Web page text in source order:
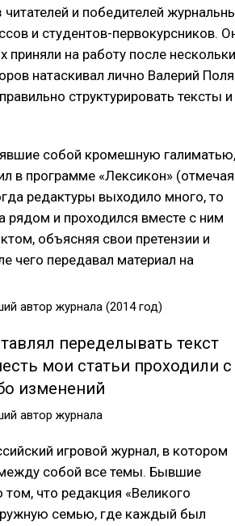
и победителей
и студентов-первокурсников.
приняли на работу после
натаскивал лично Валерий
структурировать тексты и
собой кромешную галиматью,
в программе «Лексикон» (отмечая
редактуры выходило много, то
рядом и проходился вместе с ним
объясняя свои претензии и
чего передавал материал на
автор журнала (2014 год)
переделывать текст
мои статьи проходили с
изменений
автор журнала
игровой журнал, в котором
между собой все темы. Бывшие
что редакция «Великого
семью, где каждый был